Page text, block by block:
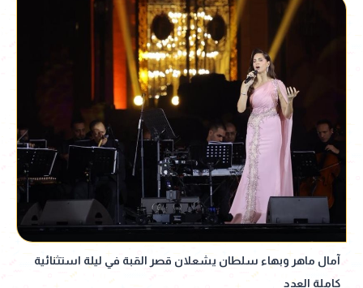
آمال ماهر وبهاء سلطان يشعلان قصر القبة في ليلة استثنائية
كاملة العدد